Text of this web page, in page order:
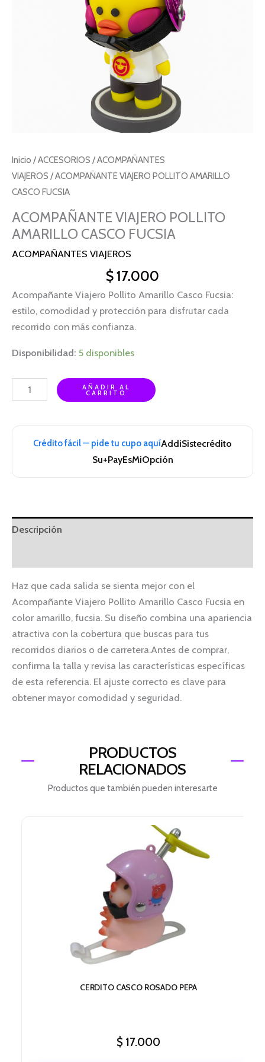
Inicio /ACCESORIOS /ACOMPAÑANTES
VIAJEROS / ACOMPAÑANTE VIAJERO POLLITO AMARILLO
CASCO FUCSIA
ACOMPAÑANTE VIAJERO POLLITO
AMARILLO CASCO FUCSIA
ACOMPAÑANTES VIAJEROS
$17.000
Acompañante Viajero Pollito Amarillo Casco Fucsia:
estilo, comodidad y protección para disfrutar cada
recorrido con más confianza.
Disponibilidad: 5 disponibles
AÑADIR AL
CARRITO
Crédito fácil — pide tu cupo aquíAddiSistecrédito
Su+PayEsMiOpción
Descripción
Haz que cada salida se sienta mejor con el
Acompañante Viajero Pollito Amarillo Casco Fucsia en
color amarillo, fucsia. Su diseño combina una apariencia
atractiva con la cobertura que buscas para tus
recorridos diarios o de carretera.Antes de comprar,
confirma la talla y revisa las características específicas
de esta referencia. El ajuste correcto es clave para
obtener mayor comodidad y seguridad.
PRODUCTOS
RELACIONADOS
Productos que también pueden interesarte
CERDITO CASCO ROSADO PEPA
$ 17.000